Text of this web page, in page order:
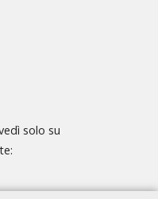
solo su